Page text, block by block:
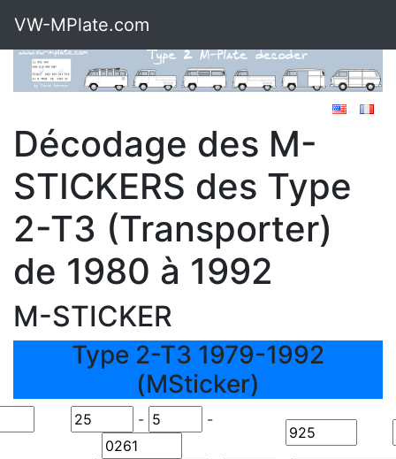
VW-MPlate.com
Décodage des M-
STICKERS des Type
2-T3 (Transporter)
de 1980 à 1992
M-STICKER
Type 2-T3 1979-1992
(MSticker)
- -